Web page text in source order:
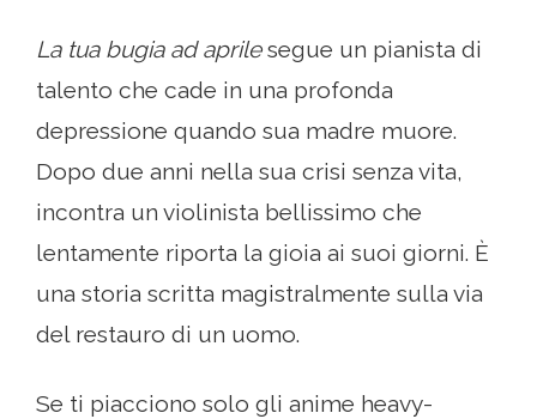
La tua bugia ad aprilesegue un pianista di
talento che cade in una profonda
depressione quando sua madre muore.
Dopo due anni nella sua crisi senza vita,
incontra un violinista bellissimo che
lentamente riporta la gioia ai suoi giorni. È
una storia scritta magistralmente sulla via
del restauro di un uomo.
Se ti piacciono solo gli anime heavy-